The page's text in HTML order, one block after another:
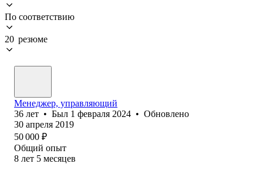
По соответствию
20 резюме
Менеджер, управляющий
36 лет • Был 1 февраля 2024 • Обновлено
30 апреля 2019
50 000 ₽
Общий опыт
8 лет 5 месяцев